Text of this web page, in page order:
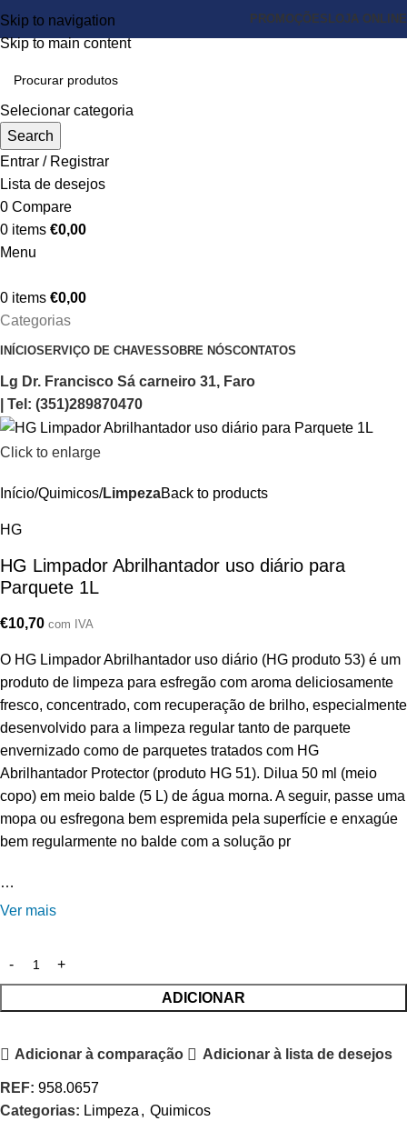
Skip to navigation
Skip to main content
PROMOÇÕES LOJA ONLINE
Selecionar categoria
Search
Entrar / Registrar
Lista de desejos
0 Compare
0 items €0,00
Menu
0 items €0,00
Categorias
INÍCIOSERVIÇO DE CHAVESSOBRE NÓSCONTATOS
Lg Dr. Francisco Sá carneiro 31, Faro
| Tel: (351)289870470
Click to enlarge
Início Quimicos LimpezaBack to products
HG
HG Limpador Abrilhantador uso diário para
Parquete 1L
€10,70 com IVA
O HG Limpador Abrilhantador uso diário (HG produto 53) é um
produto de limpeza para esfregão com aroma deliciosamente
fresco, concentrado, com recuperação de brilho, especialmente
desenvolvido para a limpeza regular tanto de parquete
envernizado como de parquetes tratados com HG
Abrilhantador Protector (produto HG 51). Dilua 50 ml (meio
copo) em meio balde (5 L) de água morna. A seguir, passe uma
mopa ou esfregona bem espremida pela superfície e enxagúe
bem regularmente no balde com a solução pr
…
Ver mais
ADICIONAR
Adicionar à comparação Adicionar à lista de desejos
REF: 958.0657
Categorias: Limpeza , Quimicos